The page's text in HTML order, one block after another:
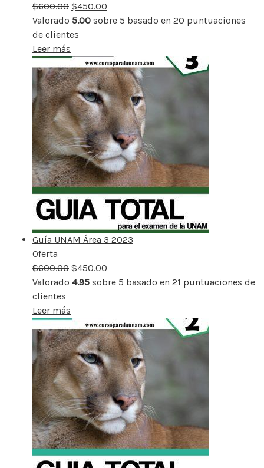
rebajado
$600.00 $450.00
Valorado 5.00 sobre 5 basado en 20 puntuaciones
de clientes
Leer más
Guía UNAM Área 3 2023
Oferta
rebajado
$600.00 $450.00
Valorado 4.95 sobre 5 basado en 21 puntuaciones de
clientes
Leer más